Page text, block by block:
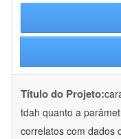
Título do Projeto:
tdah quanto a
correlatos com dados